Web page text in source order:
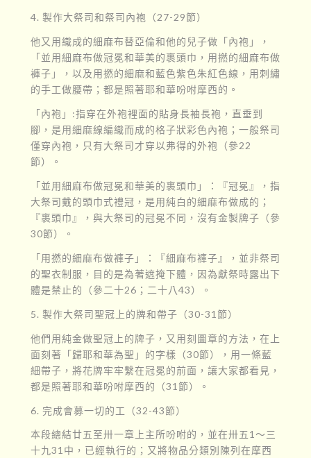
4. 製作大祭司和祭司內袍（27-29節）
他又用織成的細麻布替亞倫和他的兒子做「內袍」，
「並用細麻布做冠冕和華美的裹頭巾，用撚的細麻布做
褲子」，以及用撚的細麻和藍色紫色朱紅色線，用刺繡
的手工做腰帶；都是照著耶和華吩咐摩西的。
「內袍」:指穿在外袍裡面的貼身長袖長袍，直垂到
腳，是用細麻線編織而成的格子狀彩色內袍；一般祭司
僅穿內袍，只有大祭司才穿以弗得的外袍（參22
節）。
「並用細麻布做冠冕和華美的裹頭巾」：『冠冕』，指
大祭司戴的頭巾式禮冠，是用純白的細麻布做成的；
『裹頭巾』，與大祭司的冠冕不同，沒有金製牌子（參
30節）。
「用撚的細麻布做褲子」：『細麻布褲子』，並非祭司
的聖衣制服，目的是為著遮掩下體，因為獻祭時露出下
體是禁止的（參二十26；二十八43）。
5. 製作大祭司聖冠上的牌和帶子（30-31節）
他們用純金做聖冠上的牌子，又用刻圖章的方法，在上
面刻著「歸耶和華為聖」的字樣（30節），用一條藍
細帶子，將花牌牢牢繫在冠冕的前面，讓大家都看見，
都是照著耶和華吩咐摩西的（31節）。
6. 完成會募一切的工（32-43節）
本段總結廿五至卅一章上主所吩咐的，並在卅五1～三
十九31中，已經執行的；又將物品分類別陳列在摩西